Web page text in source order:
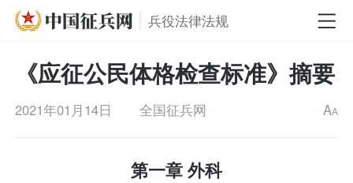
兵役法律法规
《应征公民体格检查标准》摘要
2021年01月14日 全国征兵网 AA
第一章 外科